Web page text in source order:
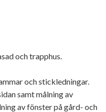
och trapphus.
och stickledningar.
samt målning av
av fönster på gård- och